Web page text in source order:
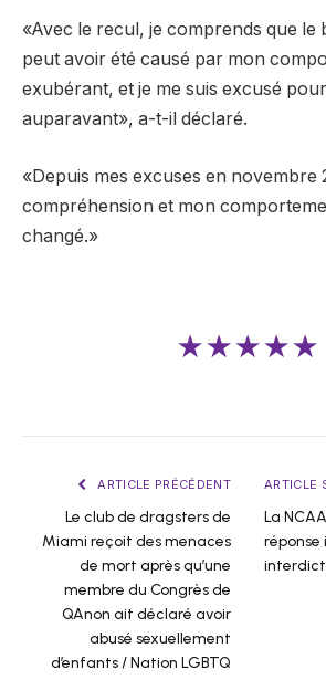
«Avec le recul, je comprends que le
peut avoir été causé par mon
exubérant, et je me suis excusé
auparavant», a-t-il déclaré.
«Depuis mes excuses en novembre
compréhension et mon
changé.»
★★★★★
ARTICLE PRÉCÉDENT
Le club de dragsters de
Miami reçoit des menaces
de mort après qu’une
membre du Congrès de
QAnon ait déclaré avoir
abusé sexuellement
d’enfants / Nation LGBTQ
ARTICLE
La
réponse